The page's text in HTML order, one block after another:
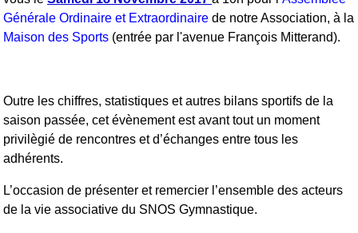
Générale Ordinaire et Extraordinaire de notre Association, à la
Maison des Sports (entrée par l'avenue François Mitterand).
Outre les chiffres, statistiques et autres bilans sportifs de la
saison passée, cet évènement est avant tout un moment
privilègié de rencontres et d’échanges entre tous les
adhérents.
L’occasion de présenter et remercier l’ensemble des acteurs
de la vie associative du SNOS Gymnastique.